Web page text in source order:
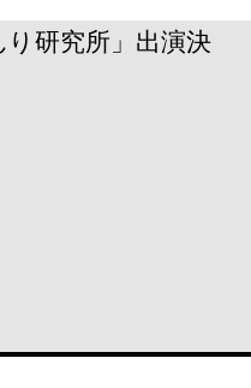
研究所」出演決